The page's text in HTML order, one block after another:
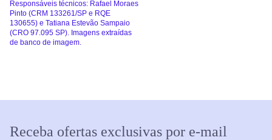
Responsáveis técnicos: Rafael Moraes
Pinto (CRM 133261/SP e RQE
130655) e Tatiana Estevão Sampaio
(CRO 97.095 SP). Imagens extraídas
de banco de imagem.
Receba ofertas exclusivas por e-mail